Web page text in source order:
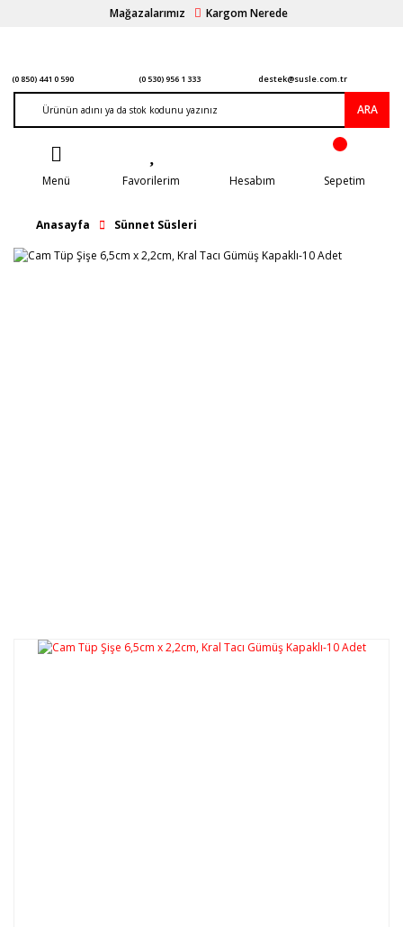
Mağazalarımız Kargom Nerede
(0 850) 441 0 590 (0 530) 956 1 333 destek@susle.com.tr
ARA
Menü Favorilerim Hesabım Sepetim
Anasayfa Sünnet Süsleri